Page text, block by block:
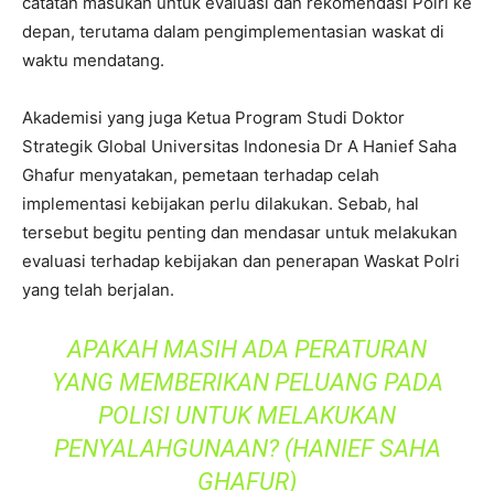
depan, terutama dalam pengimplementasian waskat di
waktu mendatang.
Akademisi yang juga Ketua Program Studi Doktor
Strategik Global Universitas Indonesia Dr A Hanief Saha
Ghafur menyatakan, pemetaan terhadap celah
implementasi kebijakan perlu dilakukan. Sebab, hal
tersebut begitu penting dan mendasar untuk melakukan
evaluasi terhadap kebijakan dan penerapan Waskat Polri
yang telah berjalan.
APAKAH MASIH ADA PERATURAN
YANG MEMBERIKAN PELUANG PADA
POLISI UNTUK MELAKUKAN
PENYALAHGUNAAN? (HANIEF SAHA
GHAFUR)